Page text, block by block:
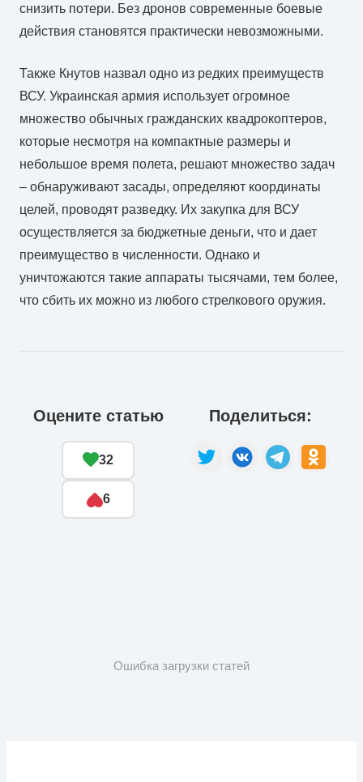
снизить потери. Без дронов современные боевые
действия становятся практически невозможными.
Также Кнутов назвал одно из редких преимуществ
ВСУ. Украинская армия использует огромное
множество обычных гражданских квадрокоптеров,
которые несмотря на компактные размеры и
небольшое время полета, решают множество задач
– обнаруживают засады, определяют координаты
целей, проводят разведку. Их закупка для ВСУ
осуществляется за бюджетные деньги, что и дает
преимущество в численности. Однако и
уничтожаются такие аппараты тысячами, тем более,
что сбить их можно из любого стрелкового оружия.
Оцените статью
32
6
Поделиться:
Ошибка загрузки статей